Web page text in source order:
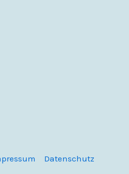
Datenschutz